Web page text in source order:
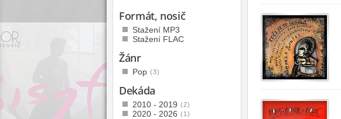
Formát, nosič
Stažení MP3
Stažení FLAC
Žánr
Pop (3)
Dekáda
2010 - 2019 (2)
2020 - 2026 (1)